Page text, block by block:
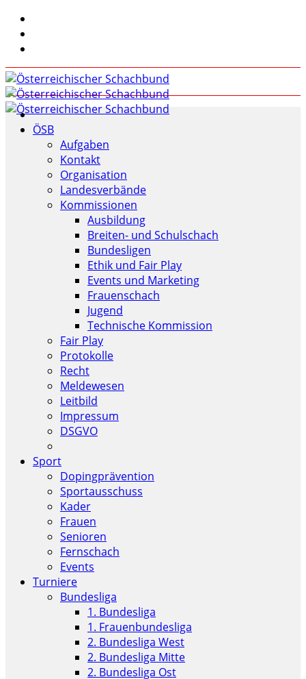
ÖSB
Aufgaben
Kontakt
Organisation
Landesverbände
Kommissionen
Ausbildung
Breiten- und Schulschach
Bundesligen
Ethik und Fair Play
Events und Marketing
Frauenschach
Jugend
Technische Kommission
Fair Play
Protokolle
Recht
Meldewesen
Leitbild
Impressum
DSGVO
Sport
Dopingprävention
Sportausschuss
Kader
Frauen
Senioren
Fernschach
Events
Turniere
Bundesliga
1. Bundesliga
1. Frauenbundesliga
2. Bundesliga West
2. Bundesliga Mitte
2. Bundesliga Ost